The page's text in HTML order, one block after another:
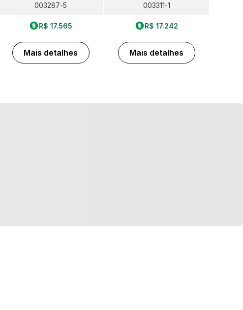
003287-5
R$ 17.565
Mais detalhes
003311-1
R$ 17.242
Mais detalhes